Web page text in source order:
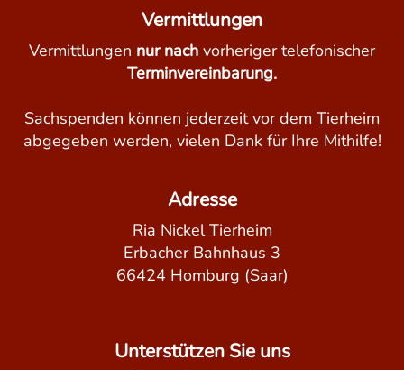
Vermittlungen
Vermittlungen nur nach vorheriger telefonischer
Terminvereinbarung.
Sachspenden können jederzeit vor dem Tierheim
abgegeben werden, vielen Dank für Ihre Mithilfe!
Adresse
Ria Nickel Tierheim
Erbacher Bahnhaus 3
66424 Homburg (Saar)
Unterstützen Sie uns